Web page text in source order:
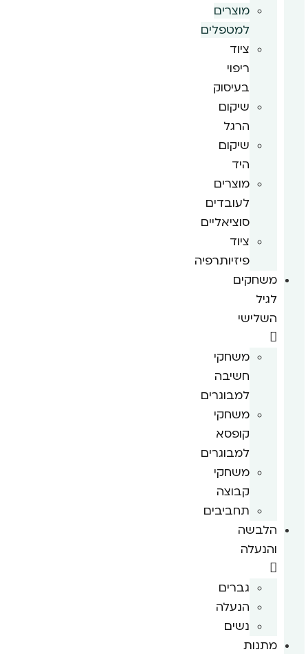
מוצרים
למטפלים
ציוד
ריפוי
בעיסוק
שיקום
הרגל
שיקום
היד
מוצרים
לעובדים
סוציאליים
ציוד
פיזיותרפיה
משחקים
לגיל
השלישי
משחקי
חשיבה
למבוגרים
משחקי
קופסא
למבוגרים
משחקי
קבוצה
תחביבים
הלבשה
והנעלה
גברים
הנעלה
נשים
מתנות